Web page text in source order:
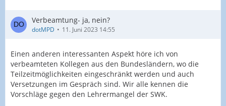
Verbeamtung- ja, nein?
dotMPD 11. Juni 2023 14:55
Einen anderen interessanten Aspekt höre ich von
verbeamteten Kollegen aus den Bundesländern, wo die
Teilzeitmöglichkeiten eingeschränkt werden und auch
Versetzungen im Gespräch sind. Wir alle kennen die
Vorschläge gegen den Lehrermangel der SWK.